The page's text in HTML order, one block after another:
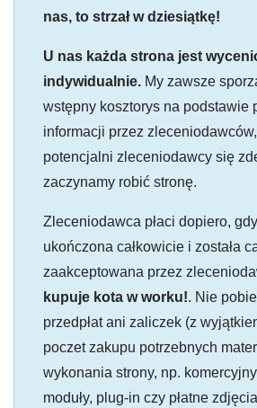
nas, to strzał w dziesiątkę!
U nas każda strona jest
indywidualnie. My zawsze
wstępny kosztorys na podstawie
informacji przez
potencjalni zleceniodawcy się
zaczynamy robić stronę.
Zleceniodawca płaci dopiero,
ukończona całkowicie i została
zaakceptowana przez
kupuje kota w worku!. Nie
przedpłat ani zaliczek (z
poczet zakupu potrzebnych
wykonania strony, np.
moduły, plug-in czy płatne